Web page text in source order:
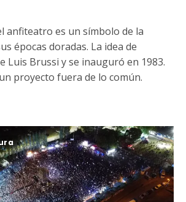
anfiteatro es un símbolo de la
épocas doradas. La idea de
Luis Brussi y se inauguró en 1983.
proyecto fuera de lo común.